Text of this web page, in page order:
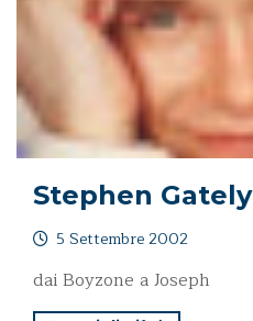
Stephen Gately
5 Settembre 2002
dai Boyzone a Joseph